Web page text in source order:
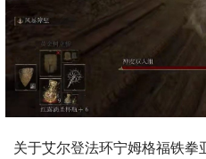
关于艾尔登法环宁姆格福铁